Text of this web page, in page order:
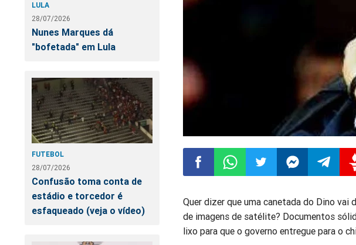
LULA
28/07/2026
Nunes Marques dá
"bofetada" em Lula
FUTEBOL
28/07/2026
Confusão toma conta de
estádio e torcedor é
esfaqueado (veja o vídeo)
no
no
no
no
no
Quer dizer que uma canetada do Dino vai
de imagens de satélite? Documentos
lixo para que o governo entregue para o